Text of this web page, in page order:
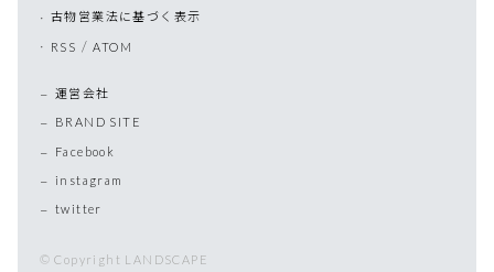
古物営業法に基づく表示
RSS /ATOM
運営会社
BRAND SITE
Facebook
instagram
twitter
© Copyright LANDSCAPE